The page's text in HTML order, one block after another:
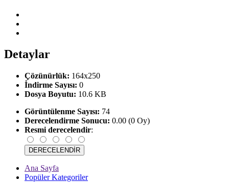
Detaylar
Çözünürlük: 164x250
İndirme Sayısı: 0
Dosya Boyutu: 10.6 KB
Görüntülenme Sayısı: 74
Derecelendirme Sonucu: 0.00 (0 Oy)
Resmi derecelendir:
Ana Sayfa
Popüler Kategoriler